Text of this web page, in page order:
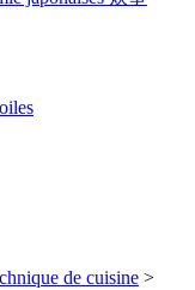
de cuisine >